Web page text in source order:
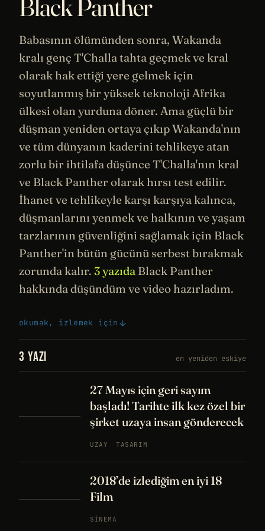
Black Panther
Babasının ölümünden sonra, Wakanda
kralı genç T'Challa tahta geçmek ve kral
olarak hak ettiği yere gelmek için
soyutlanmış bir yüksek teknoloji Afrika
ülkesi olan yurduna döner. Ama güçlü bir
düşman yeniden ortaya çıkıp Wakanda'nın
ve tüm dünyanın kaderini tehlikeye atan
zorlu bir ihtilafa düşünce T'Challa'nın kral
ve Black Panther olarak hırsı test edilir.
İhanet ve tehlikeyle karşı karşıya kalınca,
düşmanlarını yenmek ve halkının ve yaşam
tarzlarının güvenliğini sağlamak için Black
Panther'in bütün gücünü serbest bırakmak
zorunda kalır. 3 yazıda Black Panther
hakkında düşündüm ve video hazırladım.
okumak, izlemek için
3 YAZI en yeniden eskiye
27 Mayıs için geri sayım
başladı! Tarihte ilk kez özel bir
şirket uzaya insan gönderecek
UZAY TASARIM
2018’de izlediğim en iyi 18
Film
SINEMA